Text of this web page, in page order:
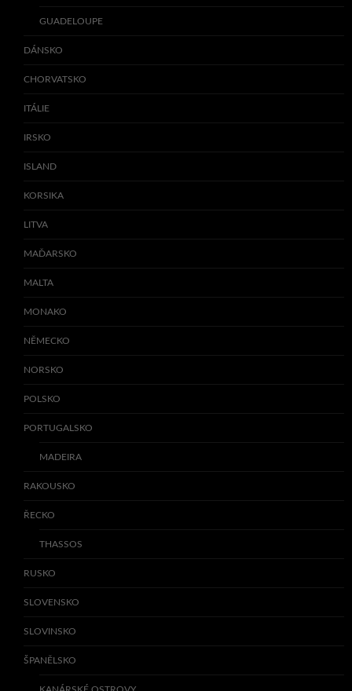
GUADELOUPE
DÁNSKO
CHORVATSKO
ITÁLIE
IRSKO
ISLAND
KORSIKA
LITVA
MAĎARSKO
MALTA
MONAKO
NĚMECKO
NORSKO
POLSKO
PORTUGALSKO
MADEIRA
RAKOUSKO
ŘECKO
THASSOS
RUSKO
SLOVENSKO
SLOVINSKO
ŠPANĚLSKO